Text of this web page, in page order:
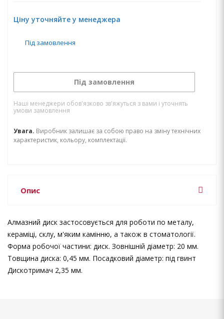
Ціну уточняйте у менеджера
Під замовлення
Під замовлення
Наші менеджери обов'язково зв'яжуться з вами і уточнять
умови замовлення
Увага. Виробник залишає за собою право на зміну технічних
характеристик, кольору, комплектації.
Опис
Алмазний диск застосовується для роботи по металу,
кераміці, склу, м'яким камінню, а також в стоматології.
Форма робочої частини: диск. Зовнішній діаметр: 20 мм.
Товщина диска: 0,45 мм. Посадковий діаметр: під гвинт
Дискотримач 2,35 мм.